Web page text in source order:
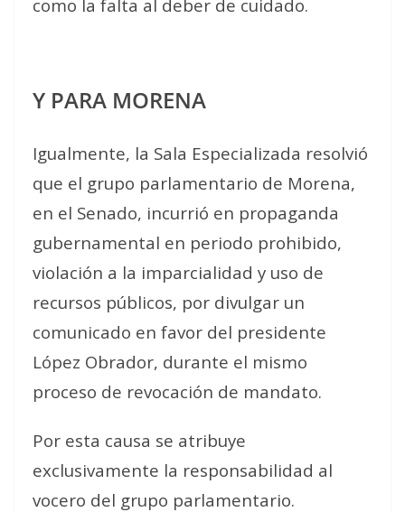
como la falta al deber de cuidado.
Y PARA MORENA
Igualmente, la Sala Especializada resolvió
que el grupo parlamentario de Morena,
en el Senado, incurrió en propaganda
gubernamental en periodo prohibido,
violación a la imparcialidad y uso de
recursos públicos, por divulgar un
comunicado en favor del presidente
López Obrador, durante el mismo
proceso de revocación de mandato.
Por esta causa se atribuye
exclusivamente la responsabilidad al
vocero del grupo parlamentario.